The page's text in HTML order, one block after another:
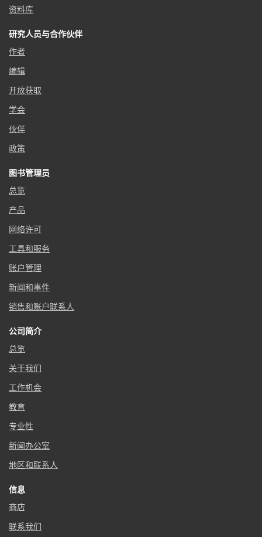
资料库
研究人员与合作伙伴
作者
编辑
开放获取
学会
伙伴
政策
图书管理员
总览
产品
网络许可
工具和服务
账户管理
新闻和事件
销售和账户联系人
公司简介
总览
关于我们
工作机会
教育
专业性
新闻办公室
地区和联系人
信息
商店
联系我们